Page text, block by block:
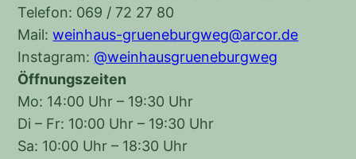
Telefon: 069 / 72 27 80
Mail:weinhaus-grueneburgweg@arcor.de
Instagram:@weinhausgrueneburgweg
Öffnungszeiten
Mo: 14:00 Uhr – 19:30 Uhr
Di – Fr: 10:00 Uhr – 19:30 Uhr
Sa: 10:00 Uhr – 18:30 Uhr